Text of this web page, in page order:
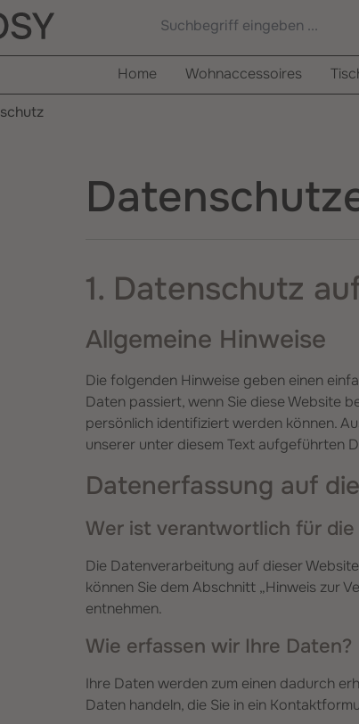
springen
Home Wohnaccessoires
1. Datenschutz
Allgemeine Hinweise
Die folgenden Hinweise geben einen
Daten passiert, wenn Sie diese Website
persönlich identifiziert werden können.
unserer unter diesem Text aufgeführten
Datenerfassung auf
Wer ist verantwortlich für
Die Datenverarbeitung auf dieser
können Sie dem Abschnitt „Hinweis zur
entnehmen.
Wie erfassen wir Ihre Daten?
Ihre Daten werden zum einen dadurch
Daten handeln, die Sie in ein